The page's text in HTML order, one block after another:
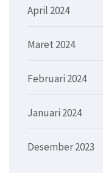
April 2024
Maret 2024
Februari 2024
Januari 2024
Desember 2023